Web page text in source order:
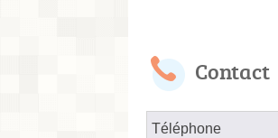
Contact
Téléphone